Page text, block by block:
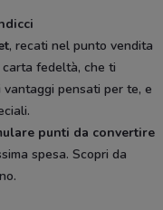
, recati nel punto vendita
fedeltà, che ti
pensati per te, e
punti da convertire
spesa. Scopri da